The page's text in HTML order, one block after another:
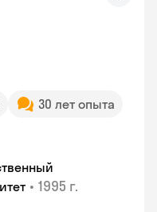
30 лет опыта
• 1995 г.